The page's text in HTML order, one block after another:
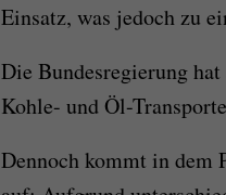
Einsatz, was jedoch zu
Die Bundesregierung
Kohle- und Öl-
Dennoch kommt in dem